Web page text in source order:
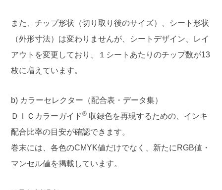
また、チップ形状（切り取り後のサイズ）、シート形状
（外形寸法）は変わりませんが、シートデザイン、レイ
アウトを変更しており、１シートあたりのチップ数が13
枚に増えています。
b) カラーセレクター（配合表・データ集）
ＤＩＣカラーガイド® 収録色を再現するための、インキ
配合比率の目安が確認できます。
巻末には、各色のCMYK値だけでなく、新たにRGB値・
マンセル値を掲載しています。